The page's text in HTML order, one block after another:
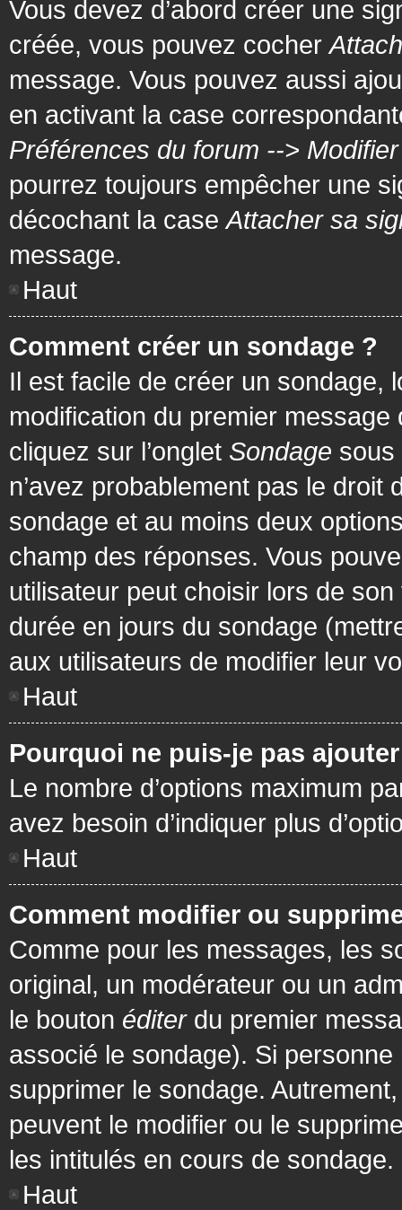
Vous devez d’abord créer une
créée, vous pouvez cocher
message. Vous pouvez aussi
en activant la case
Préférences du forum -->
pourrez toujours empêcher une
décochant la caseAttacher sa
message.
Haut
Comment créer un sondage ?
Il est facile de créer un sondage,
modification du premier
cliquez sur l’onglet Sondage sous
n’avez probablement pas le
sondage et au moins deux
champ des réponses. Vous
utilisateur peut choisir lors de
durée en jours du sondage
aux utilisateurs de modifier leur
Haut
Pourquoi ne puis-je pas
Le nombre d’options maximum
avez besoin d’indiquer plus
Haut
Comment modifier ou
Comme pour les messages, les
original, un modérateur ou un
le bouton éditerdu premier
associé le sondage). Si personne
supprimer le sondage.
peuvent le modifier ou le
les intitulés en cours de sondage.
Haut